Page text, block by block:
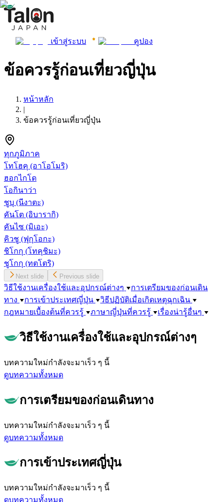
เข้าสู่ระบบ คูปอง
ข้อควรรู้ก่อนเที่ยวญี่ปุ่น
หน้าหลัก
|
ข้อควรรู้ก่อนเที่ยวญี่ปุ่น
ทุกภูมิภาค
โทโฮคุ (อาโอโมริ)
ฮอกไกโด
โอกินาว่า
ชูบุ (นีงาตะ)
คันโต (อิบารากิ)
คันไซ (มิเอะ)
คิวชู (ฟุกุโอกะ)
ชิโกกุ (โทคุชิมะ)
ชูโกกุ (ทตโตริ)
Next slide Previous slide
วิธีใช้งานเครื่องใช้และอุปกรณ์ต่างๆ
การเตรียมของก่อนเดิน
ทาง
การเข้าประเทศญี่ปุ่น
วิธีปฏิบัติเมื่อเกิดเหตุฉุกเฉิน
กฎหมายเบื้องต้นที่ควรรู้
ภาษาญี่ปุ่นที่ควรรู้ เรื่องน่ารู้อื่นๆ
วิธีใช้งานเครื่องใช้และอุปกรณ์ต่างๆ
บทความใหม่กำลังจะมาเร็ว ๆ นี้
ดูบทความทั้งหมด
การเตรียมของก่อนเดินทาง
บทความใหม่กำลังจะมาเร็ว ๆ นี้
ดูบทความทั้งหมด
การเข้าประเทศญี่ปุ่น
บทความใหม่กำลังจะมาเร็ว ๆ นี้
ดูบทความทั้งหมด